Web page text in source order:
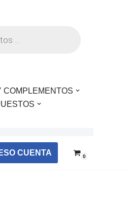
COMPLEMENTOS
CUENTA 0